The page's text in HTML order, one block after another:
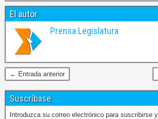
El autor
Prensa Legislatura
← Entrada anterior
Suscríbase
Introduzca su correo electrónico para suscribirse